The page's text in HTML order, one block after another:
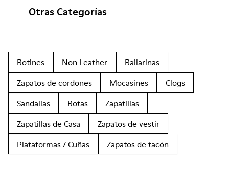
Otras Categorías
Botines Non Leather
Bailarinas
Zapatos de cordones
Mocasines
Clogs
Sandalias
Botas
Zapatillas
Zapatillas de Casa
Zapatos de vestir
Plataformas / Cuñas
Zapatos de tacón